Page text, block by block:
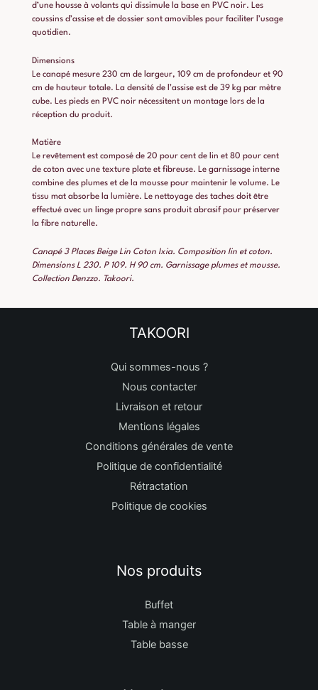
d’une housse à volants qui dissimule la base en PVC noir. Les
coussins d’assise et de dossier sont amovibles pour faciliter l’usage
quotidien.
Dimensions
Le canapé mesure 230 cm de largeur, 109 cm de profondeur et 90
cm de hauteur totale. La densité de l’assise est de 39 kg par mètre
cube. Les pieds en PVC noir nécessitent un montage lors de la
réception du produit.
Matière
Le revêtement est composé de 20 pour cent de lin et 80 pour cent
de coton avec une texture plate et fibreuse. Le garnissage interne
combine des plumes et de la mousse pour maintenir le volume. Le
tissu mat absorbe la lumière. Le nettoyage des taches doit être
effectué avec un linge propre sans produit abrasif pour préserver
la fibre naturelle.
Canapé 3 Places Beige Lin Coton Ixia. Composition lin et coton.
Dimensions L 230. P 109. H 90 cm. Garnissage plumes et mousse.
Collection Denzzo. Takoori.
TAKOORI
Qui sommes-nous ?
Nous contacter
Livraison et retour
Mentions légales
Conditions générales de vente
Politique de confidentialité
Rétractation
Politique de cookies
Nos produits
Buffet
Table à manger
Table basse